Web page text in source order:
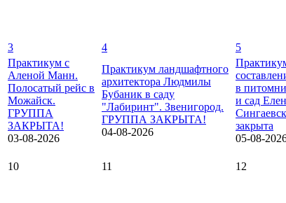
3 4 5
Практикум с
Аленой Манн.
Полосатый рейс в
Можайск.
ГРУППА
ЗАКРЫТА!
03-08-2026
Практикум ландшафтного
архитектора Людмилы
Бубаник в саду
"Лабиринт". Звенигород.
ГРУППА ЗАКРЫТА!
04-08-2026
в
и сад
закрыта
05-08-
10 11 12